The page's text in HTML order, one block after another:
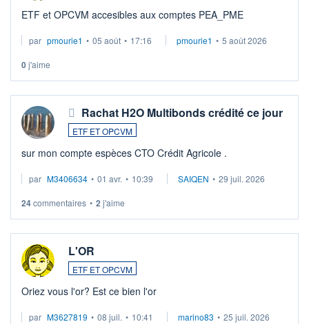
ETF et OPCVM accesibles aux comptes PEA_PME
par pmourie1 • 05 août • 17:16 pmourie1 • 5 août 2026
0j'aime
Rachat H2O Multibonds crédité ce jour
ETF ET OPCVM
sur mon compte espèces CTO Crédit Agricole .
par M3406634 • 01 avr. • 10:39 SAIQEN • 29 juil. 2026
24commentaires • 2 j'aime
L'OR
ETF ET OPCVM
Oriez vous l'or? Est ce bien l'or
par M3627819 • 08 juil. • 10:41 marino83 • 25 juil. 2026